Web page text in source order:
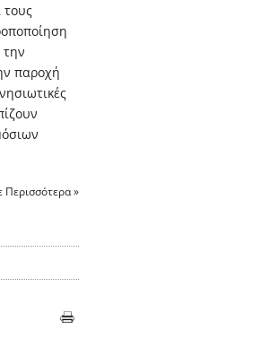
τους
παροχή
Περισσότερα »